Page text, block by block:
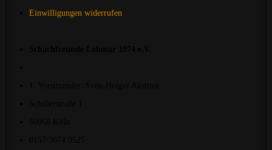
Einwilligungen widerrufen